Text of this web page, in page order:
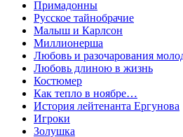
Примадонны
Русское тайнобрачие
Малыш и Карлсон
Миллионерша
Любовь и разочарования
Любовь длиною в жизнь
Костюмер
Как тепло в ноябре…
История лейтенанта Ергунова
Игроки
Золушка